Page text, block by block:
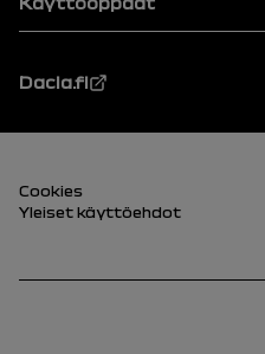
Dacia.fi
alatunniste
Cookies
Yleiset käyttöehdot